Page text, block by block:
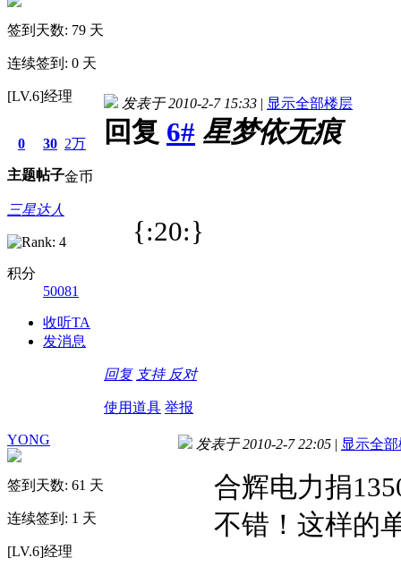
签到天数: 79 天
连续签到: 0 天
[LV.6]经理
0
主题
30
帖子
2万
金币
三星达人
积分
50081
收听TA
发消息
发表于 2010-2-7 15:33 | 显示全部楼层
回复 6# 星梦依无痕
{:20:}
回复 支持 反对
使用道具 举报
YONG
签到天数: 61 天
连续签到: 1 天
[LV.6]经理
发表于 2010-2-7 22:05 | 显示全
合辉电力捐
不错！这样的